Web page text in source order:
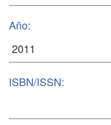
Año:
ISBN/ISSN: